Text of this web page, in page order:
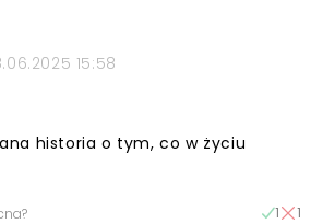
15:58
historia o tym, co w życiu
1 1